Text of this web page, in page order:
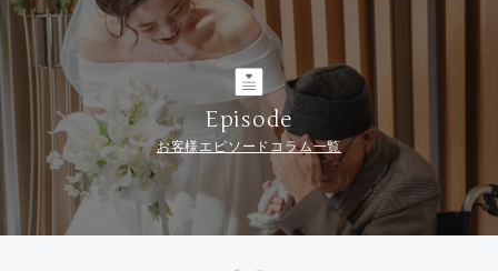
Episode
お客様エピソードコラム一覧